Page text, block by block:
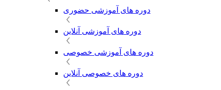
دوره های آموزشی حضوری
دوره های آموزشی آنلاین
دوره های آموزشی خصوصی
دوره های خصوصی آنلاین